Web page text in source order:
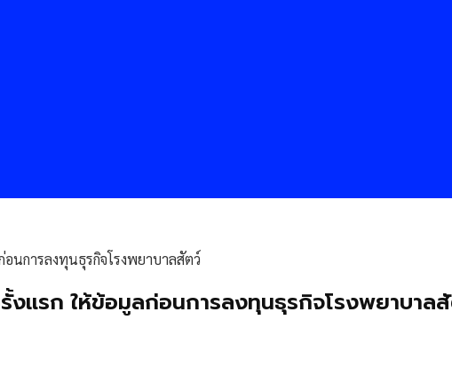
นการลงทุนธุรกิจโรงพยาบาลสัตว์
แรก ให้ข้อมูลก่อนการลงทุนธุรกิจโรงพยาบาล